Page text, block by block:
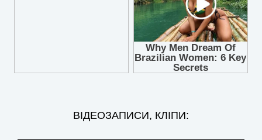
ВІДЕОЗАПИСИ, КЛІПИ: